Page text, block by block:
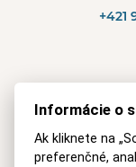
+421
AKMV
Informácie o
Ak kliknete na
preferenčné,